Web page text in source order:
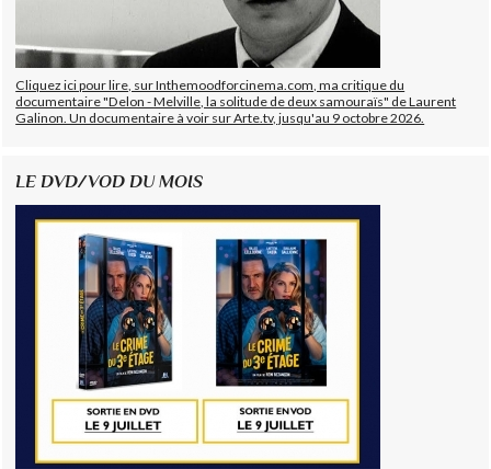
Cliquez ici pour lire, sur Inthemoodforcinema.com, ma critique du
documentaire "Delon - Melville, la solitude de deux samouraïs" de Laurent
Galinon. Un documentaire à voir sur Arte.tv, jusqu'au 9 octobre 2026.
LE DVD/VOD DU MOIS